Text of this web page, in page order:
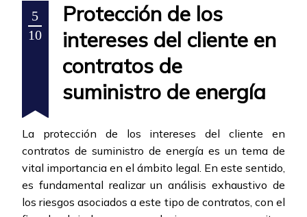
5
10
Protección de los
intereses del cliente en
contratos de
suministro de energía
La protección de los intereses del cliente en
contratos de suministro de energía es un tema de
vital importancia en el ámbito legal. En este sentido,
es fundamental realizar un análisis exhaustivo de
los riesgos asociados a este tipo de contratos, con el